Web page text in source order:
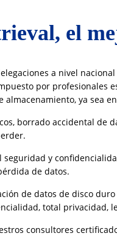
el
a nivel
por profesionales
ya sea
borrado accidental de
seguridad y
de datos.
de datos de disco
total privacidad,
consultores